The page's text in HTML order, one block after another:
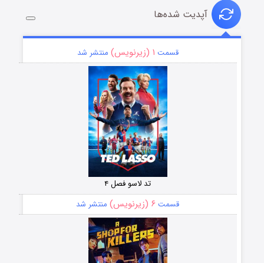
آپدیت شده‌ها
قسمت ۱ (زیرنویس) منتشر شد
تد لاسو فصل ۴
قسمت ۶ (زیرنویس) منتشر شد